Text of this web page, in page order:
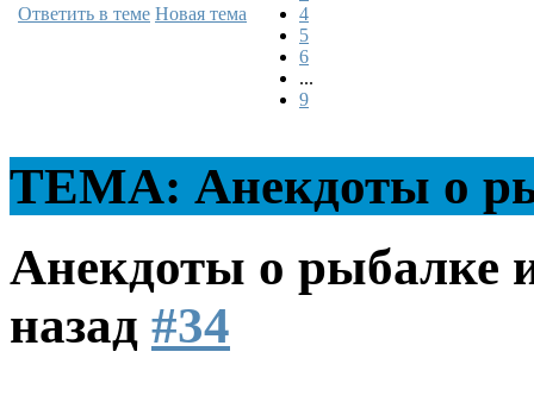
Ответить в теме Новая тема
4
5
6
...
9
ТЕМА: Анекдоты о
Анекдоты о рыбалке
назад #34